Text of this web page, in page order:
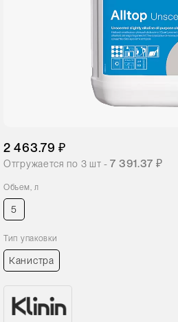
2 463.79 ₽
Отгружается по 3 шт -7 391.37 ₽
Объем, л
5
Тип упаковки
Канистра